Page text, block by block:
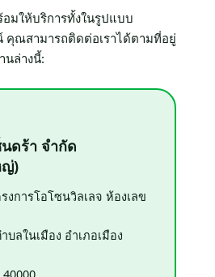
อมให้บริการทั้งในรูปแบบ
คุณสามารถติดต่อเราได้ตามที่อยู่
นล่างนี้:
ดร้า จำกัด
ญ่)
งการโอโซนวิลเลจ ห้องเลข
ลในเมือง อำเภอเมือง